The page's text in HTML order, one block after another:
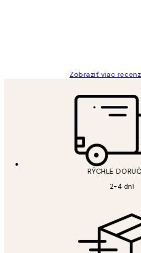
Zobraziť viac
RÝCHLE
2-4 dní